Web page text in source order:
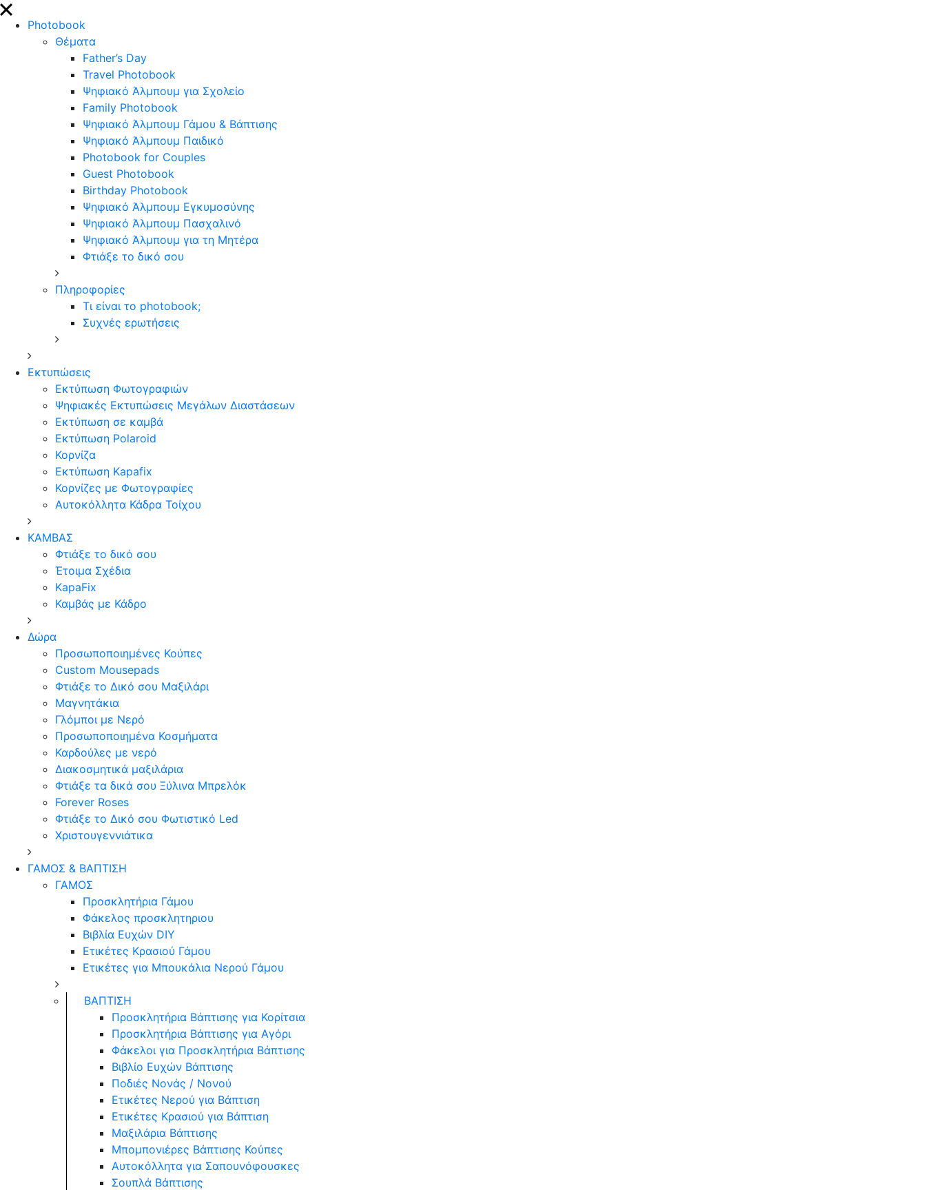
close
Photobook
Θέματα
Father’s Day
Travel Photobook
Ψηφιακό Άλμπουμ για Σχολείο
Family Photobook
Ψηφιακό Άλμπουμ Γάμου & Βάπτισης
Ψηφιακό Άλμπουμ Παιδικό
Photobook for Couples
Guest Photobook
Birthday Photobook
Ψηφιακό Άλμπουμ Εγκυμοσύνης
Ψηφιακό Άλμπουμ Πασχαλινό
Ψηφιακό Άλμπουμ για τη Μητέρα
Φτιάξε το δικό σου
Πληροφορίες
Τι είναι το photobook;
Συχνές ερωτήσεις
Εκτυπώσεις
Εκτύπωση Φωτογραφιών
Ψηφιακές Εκτυπώσεις Μεγάλων Διαστάσεων
Εκτύπωση σε καμβά
Εκτύπωση Polaroid
Κορνίζα
Εκτύπωση Kapafix
Κορνίζες με Φωτογραφίες
Αυτοκόλλητα Κάδρα Τοίχου
ΚΑΜΒΑΣ
Φτιάξε το δικό σου
Έτοιμα Σχέδια
KapaFix
Καμβάς με Κάδρο
Δώρα
Προσωποποιημένες Κούπες
Custom Mousepads
Φτιάξε το Δικό σου Μαξιλάρι
Μαγνητάκια
Γλόµποι µε Νερό
Προσωποποιημένα Κοσμήματα
Καρδούλες με νερό
Διακοσμητικά μαξιλάρια
Φτιάξε τα δικά σου Ξύλινα Μπρελόκ
Forever Roses
Φτιάξε το Δικό σου Φωτιστικό Led
Χριστουγεννιάτικα
ΓΑΜΟΣ & ΒΑΠΤΙΣΗ
ΓΑΜΟΣ
Προσκλητήρια Γάμου
Φάκελος προσκλητηριου
Βιβλία Ευχών DIY
Ετικέτες Κρασιού Γάμου
Ετικέτες για Μπουκάλια Νερού Γάμου
ΒΑΠΤΙΣΗ
Προσκλητήρια Βάπτισης για Κορίτσια
Προσκλητήρια Βάπτισης για Αγόρι
Φάκελοι για Προσκλητήρια Βάπτισης
Βιβλίο Ευχών Βάπτισης
Ποδιές Νονάς / Νονού
Ετικέτες Νερού για Βάπτιση
Ετικέτες Κρασιού για Βάπτιση
Μαξιλάρια Βάπτισης
Μπομπονιέρες Βάπτισης Κούπες
Αυτοκόλλητα για Σαπουνόφουσκες
Σουπλά Βάπτισης